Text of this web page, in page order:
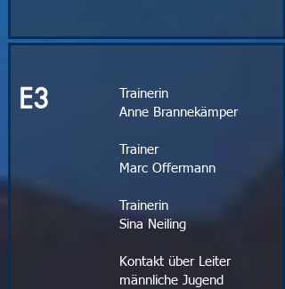
E3
Trainerin
Anne Brannekämper
Trainer
Marc Offermann
Trainerin
Sina Neiling
Kontakt über Leiter
männliche Jugend